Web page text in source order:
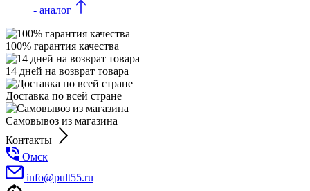
- аналог
100% гарантия качества
14 дней на возврат товара
Доставка по всей стране
Самовывоз из магазина
Контакты
Омск
info@pult55.ru